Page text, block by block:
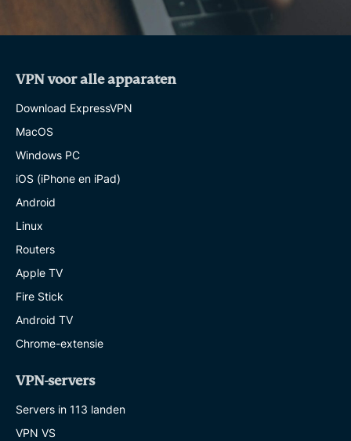
VPN voor alle apparaten
Download ExpressVPN
MacOS
Windows PC
iOS (iPhone en iPad)
Android
Linux
Routers
Apple TV
Fire Stick
Android TV
Chrome-extensie
VPN-servers
Servers in 113 landen
VPN VS